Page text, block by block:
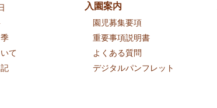
て
入園案内
園児募集要項
重要事項説明書
よくある質問
デジタルパンフレット